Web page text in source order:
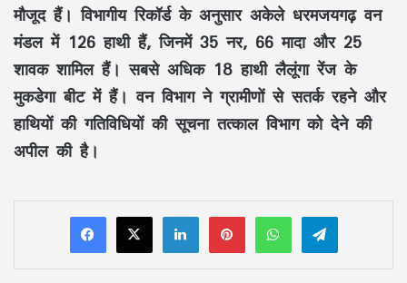
मौजूद हैं। विभागीय रिकॉर्ड के अनुसार अकेले धरमजयगढ़ वन
मंडल में 126 हाथी हैं, जिनमें 35 नर, 66 मादा और 25
शावक शामिल हैं। सबसे अधिक 18 हाथी लैलूंगा रेंज के
मुकडेगा बीट में हैं। वन विभाग ने ग्रामीणों से सतर्क रहने और
हाथियों की गतिविधियों की सूचना तत्काल विभाग को देने की
अपील की है।
LinkedInPinterestWhatsAppTelegram